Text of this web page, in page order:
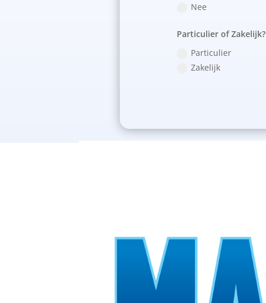
Nee
Particulier of Zakelijk?
Particulier
Zakelijk